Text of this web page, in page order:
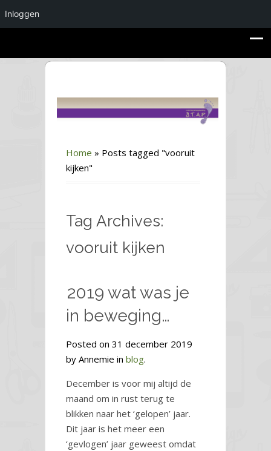
Home » Posts tagged "vooruit
kijken"
Tag Archives:
vooruit kijken
2019 wat was je
in beweging…
Posted on 31 december 2019
by Annemie in blog.
December is voor mij altijd de
maand om in rust terug te
blikken naar het ‘gelopen’ jaar.
Dit jaar is het meer een
‘gevlogen’ jaar geweest omdat
Inloggen